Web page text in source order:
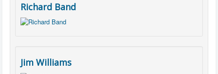
Richard Band
Jim Williams